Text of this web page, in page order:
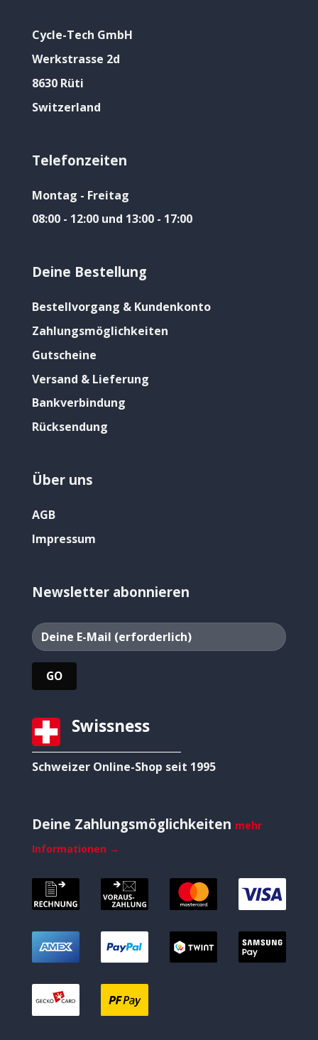
Cycle-Tech GmbH
Werkstrasse 2d
8630 Rüti
Switzerland
Telefonzeiten
Montag - Freitag
08:00 - 12:00 und 13:00 - 17:00
Deine Bestellung
Bestellvorgang & Kundenkonto
Zahlungsmöglichkeiten
Gutscheine
Versand & Lieferung
Bankverbindung
Rücksendung
Über uns
AGB
Impressum
Newsletter abonnieren
Swissness
Schweizer Online-Shop seit 1995
Deine Zahlungsmöglichkeiten mehr
Informationen →